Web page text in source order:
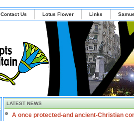
Contact Us Lotus Flower Links
LATEST NEWS
A once protected-and ancient-Christian